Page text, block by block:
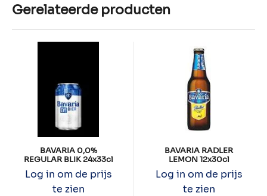
Gerelateerde producten
BAVARIA 0,0%
REGULAR BLIK 24x33cl
Log in om de prijs
te zien
BAVARIA RADLER
LEMON 12x30cl
Log in om de prijs
te zien